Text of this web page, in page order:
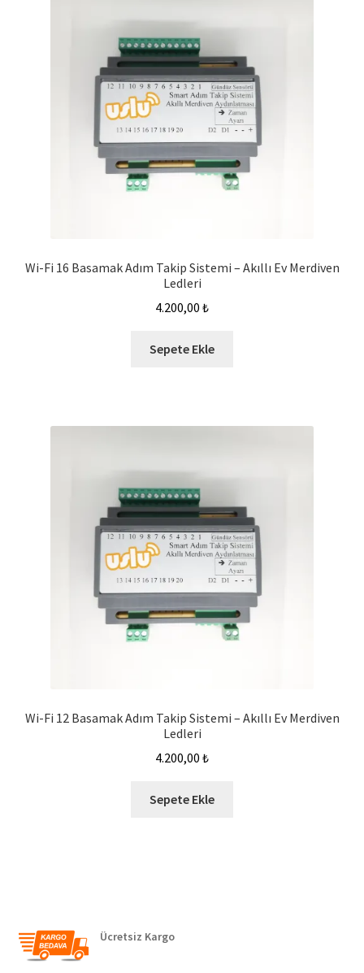
Wi-Fi 16 Basamak Adım Takip Sistemi – Akıllı Ev Merdiven
Ledleri
4.200,00 ₺
Sepete Ekle
Wi-Fi 12 Basamak Adım Takip Sistemi – Akıllı Ev Merdiven
Ledleri
4.200,00 ₺
Sepete Ekle
Ücretsiz Kargo